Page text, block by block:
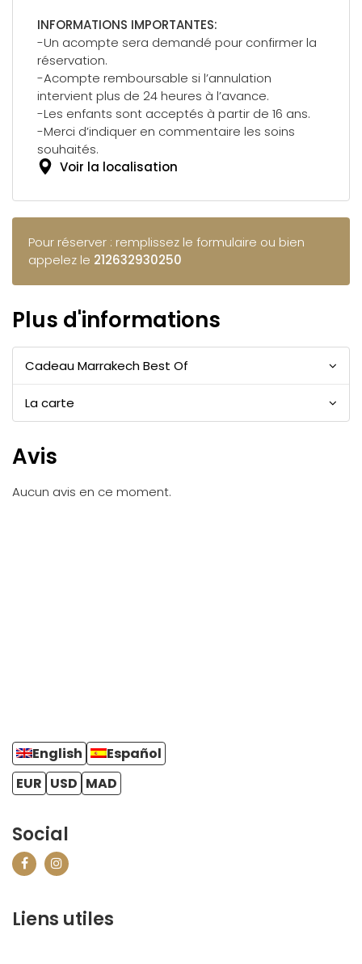
INFORMATIONS IMPORTANTES:
-Un acompte sera demandé pour confirmer la
réservation.
-Acompte remboursable si l’annulation
intervient plus de 24 heures à l’avance.
-Les enfants sont acceptés à partir de 16 ans.
-Merci d’indiquer en commentaire les soins
souhaités.
Voir la localisation
Pour réserver : remplissez le formulaire ou bien
appelez le 212632930250
Plus d'informations
Cadeau Marrakech Best Of
La carte
Avis
Aucun avis en ce moment.
English
Español
EUR USD MAD
Social
Liens utiles